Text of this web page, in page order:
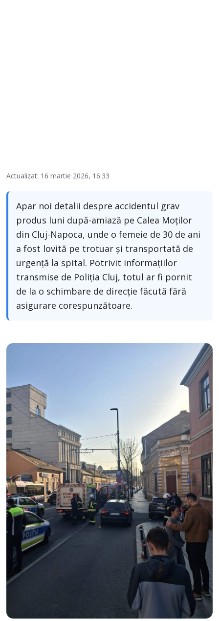
Actualizat: 16 martie 2026, 16:33
Apar noi detalii despre accidentul grav
produs luni după-amiază pe Calea Moților
din Cluj-Napoca, unde o femeie de 30 de ani
a fost lovită pe trotuar și transportată de
urgență la spital. Potrivit informațiilor
transmise de Poliția Cluj, totul ar fi pornit
de la o schimbare de direcție făcută fără
asigurare corespunzătoare.